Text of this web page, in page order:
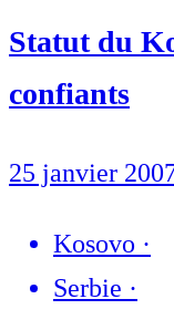
Statut du
confiants
25 janvier
Kosovo ·
Serbie ·